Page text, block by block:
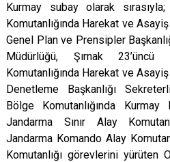
Kurmay subay olarak
Komutanlığında Harekat ve
Genel Plan ve Prensipler
Müdürlüğü, Şırnak 23’üncü
Komutanlığında Harekat ve
Denetleme Başkanlığı
Bölge Komutanlığında Kurmay
Jandarma Sınır Alay
Jandarma Komando Alay
Komutanlığı görevlerini yürüten